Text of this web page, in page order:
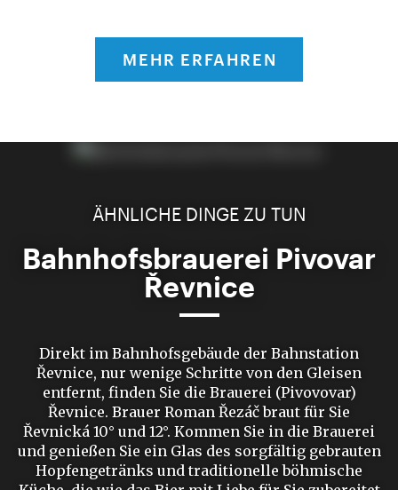
MEHR ERFAHREN
ÄHNLICHE DINGE ZU TUN
Bahnhofsbrauerei Pivovar
Řevnice
Direkt im Bahnhofsgebäude der Bahnstation
Řevnice, nur wenige Schritte von den Gleisen
entfernt, finden Sie die Brauerei (Pivovovar)
Řevnice. Brauer Roman Řezáč braut für Sie
Řevnická 10° und 12°. Kommen Sie in die Brauerei
und genießen Sie ein Glas des sorgfältig gebrauten
Hopfengetränks und traditionelle böhmische